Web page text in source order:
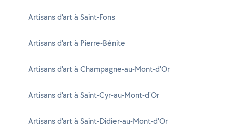
Artisans d'art à Saint-Fons
Artisans d'art à Pierre-Bénite
Artisans d'art à Champagne-au-Mont-d'Or
Artisans d'art à Saint-Cyr-au-Mont-d'Or
Artisans d'art à Saint-Didier-au-Mont-d'Or